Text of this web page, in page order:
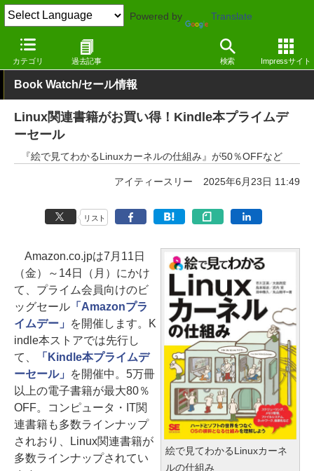
Powered by Translate
カテゴリ 過去記事 検索 Impressサイト
窓の杜 電子書籍・本 Kindle
Book Watch/セール情報
Linux関連書籍がお買い得！Kindle本プライムデ
ーセール
『絵で見てわかるLinuxカーネルの仕組み』が50％OFFなど
アイティースリー 2025年6月23日 11:49
リスト
絵で見てわかるLinuxカーネ
ルの仕組み
Amazon.co.jpは7月11日
（金）～14日（月）にかけ
て、プライム会員向けのビ
ッグセール「Amazonプラ
イムデー」
を開催します。K
indle本ストアでは先行し
て、
「Kindle本プライムデ
ーセール」
を開催中。5万冊
以上の電子書籍が最大80％
OFF。コンピュータ・IT関
連書籍も多数ラインナップ
されおり、Linux関連書籍が
多数ラインナップされてい